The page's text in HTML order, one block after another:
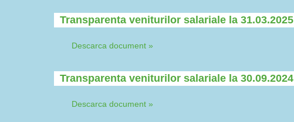
Transparenta veniturilor salariale la 31.03.2025
Descarca document »
Transparenta veniturilor salariale la 30.09.2024
Descarca document »